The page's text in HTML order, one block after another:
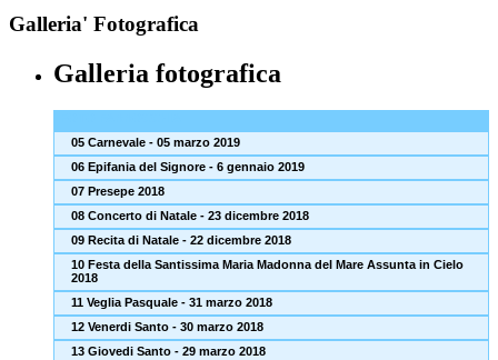
Galleria' Fotografica
Galleria fotografica
05 Carnevale - 05 marzo 2019
06 Epifania del Signore - 6 gennaio 2019
07 Presepe 2018
08 Concerto di Natale - 23 dicembre 2018
09 Recita di Natale - 22 dicembre 2018
10 Festa della Santissima Maria Madonna del Mare Assunta in Cielo
2018
11 Veglia Pasquale - 31 marzo 2018
12 Venerdi Santo - 30 marzo 2018
13 Giovedi Santo - 29 marzo 2018